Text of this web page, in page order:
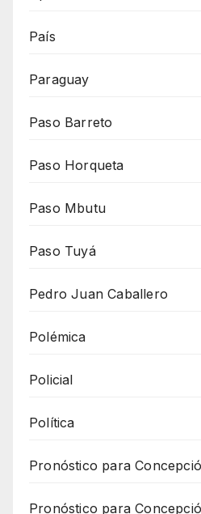
País
Paraguay
Paso Barreto
Paso Horqueta
Paso Mbutu
Paso Tuyá
Pedro Juan Caballero
Polémica
Policial
Política
Pronóstico para
Pronóstico para